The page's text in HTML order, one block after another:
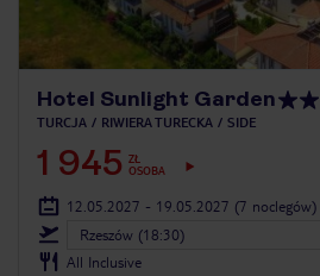
Hotel Sunlight Garden
TURCJA RIWIERA TURECKA SIDE
1 945 ZŁ
OSOBA
12.05.2027 - 19.05.2027 (7 noclegów)
Rzeszów (18:30)
All Inclusive